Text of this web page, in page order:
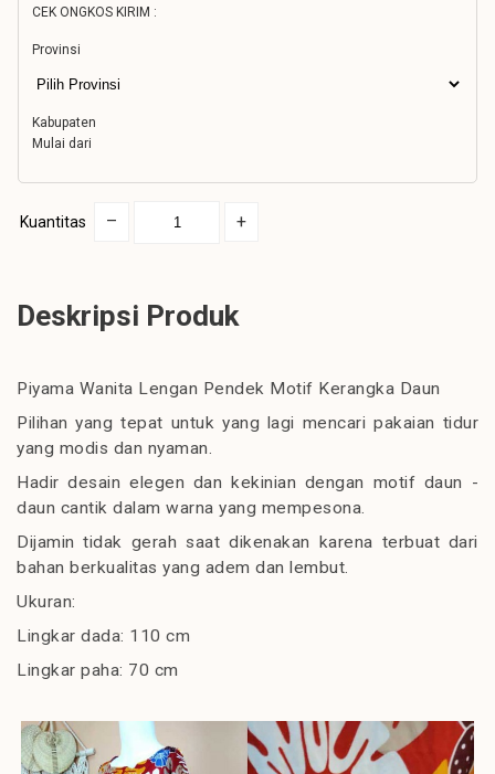
CEK ONGKOS KIRIM :
Provinsi
Kabupaten
Mulai dari
Kuantitas – +
Deskripsi Produk
Piyama Wanita Lengan Pendek Motif Kerangka Daun
Pilihan yang tepat untuk yang lagi mencari pakaian tidur
yang modis dan nyaman.
Hadir desain elegen dan kekinian dengan motif daun -
daun cantik dalam warna yang mempesona.
Dijamin tidak gerah saat dikenakan karena terbuat dari
bahan berkualitas yang adem dan lembut.
Ukuran:
Lingkar dada: 110 cm
Lingkar paha: 70 cm